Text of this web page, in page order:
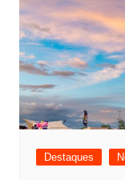
Destaques